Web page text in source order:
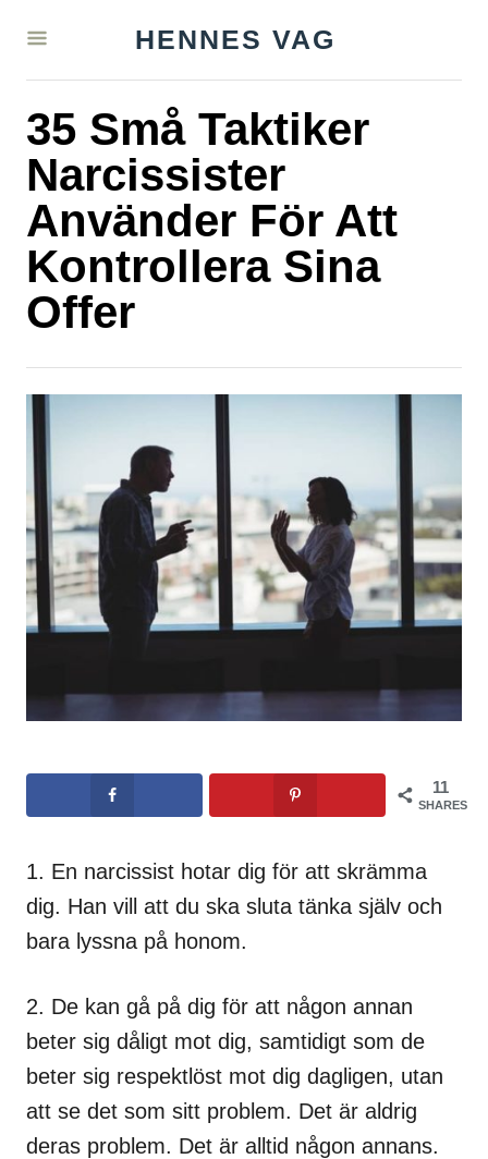
HENNES VAG
35 Små Taktiker
Narcissister
Använder För Att
Kontrollera Sina
Offer
11
SHARES
1. En narcissist hotar dig för att skrämma
dig. Han vill att du ska sluta tänka själv och
bara lyssna på honom.
2. De kan gå på dig för att någon annan
beter sig dåligt mot dig, samtidigt som de
beter sig respektlöst mot dig dagligen, utan
att se det som sitt problem. Det är aldrig
deras problem. Det är alltid någon annans.